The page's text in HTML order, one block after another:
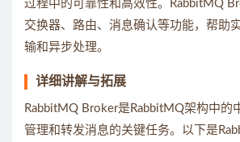
过程中的可靠性和高效性。RabbitMQ
交换器、路由、消息确认等功能，帮助
输和异步处理。
详细讲解与拓展
RabbitMQ Broker是RabbitMQ架构中的
管理和转发消息的关键任务。以下是